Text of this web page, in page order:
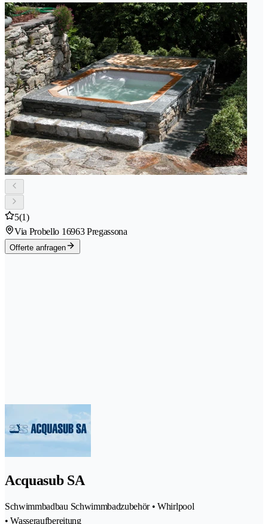
5(1)
Via Probello 16963 Pregassona
Offerte anfragen
Acquasub SA
Schwimmbadbau Schwimmbadzubehör • Whirlpool
• Wasseraufbereitung